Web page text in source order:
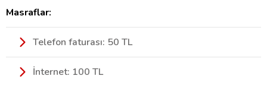
Masraflar:
Telefon faturası: 50 TL
İnternet: 100 TL